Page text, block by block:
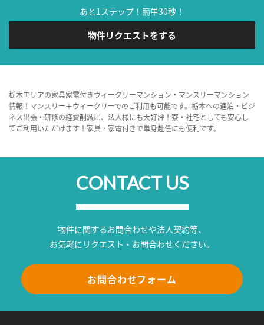
あと1ステップ！簡単30秒！
物件リクエストをする
栃木エリアの家具家電付きウィークリーマンション・マンスリーマンション
情報！マンスリー＋ウィークリーでのご利用も可能です。栃木への連泊・ビジ
ネス出張・研修の経費削減に、法人様にも大好評！寮・社宅としても安心し
てご利用いただけます！家具・家電付きで単身赴任にも便利です。
CONTACT US
物件に関するお問合わせや法人契約等、
お気軽にリクエスト・お問合わせください。
お問合わせフォーム